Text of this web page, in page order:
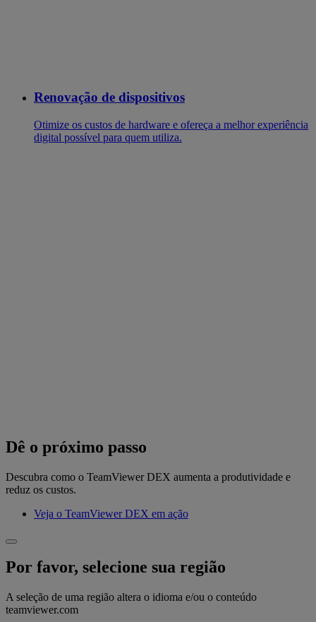
Renovação de dispositivos
Otimize os custos de hardware e ofereça a melhor experiência
digital possível para quem utiliza.
Dê o próximo passo
Descubra como o TeamViewer DEX aumenta a produtividade e
reduz os custos.
Veja o TeamViewer DEX em ação
Por favor, selecione sua região
A seleção de uma região altera o idioma e/ou o conteúdo
teamviewer.com